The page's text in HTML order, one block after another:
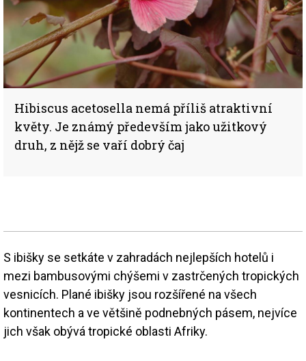
Hibiscus acetosella nemá příliš atraktivní
květy. Je známý především jako užitkový
druh, z nějž se vaří dobrý čaj
S ibišky se setkáte v zahradách nejlepších hotelů i
mezi bambusovými chýšemi v zastrčených tropických
vesnicích. Plané ibišky jsou rozšířené na všech
kontinentech a ve většině podnebných pásem, nejvíce
jich však obývá tropické oblasti Afriky.